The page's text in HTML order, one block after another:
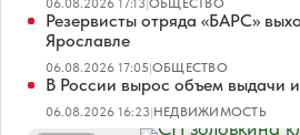
06.08.2026 17:13|ОБЩЕСТВО
Резервисты отряда «БАРС»
Ярославле
06.08.2026 17:05|ОБЩЕСТВО
В России вырос объем выдачи
06.08.2026 16:23|НЕДВИЖИМОСТЬ